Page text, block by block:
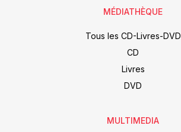
MÉDIATHÈQUE
Tous les CD-Livres-DVD
CD
Livres
DVD
MULTIMEDIA